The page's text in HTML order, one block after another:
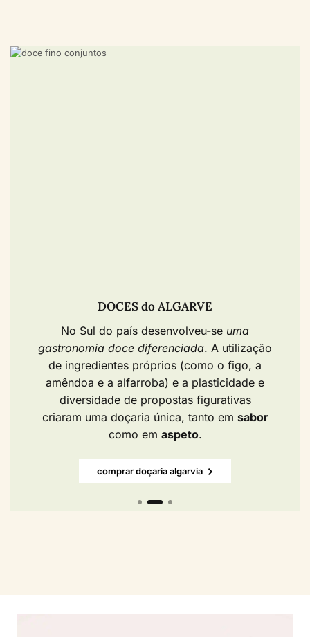
DOCES do ALGARVE​
No Sul do país desenvolveu-se uma
gastronomia doce diferenciada. A utilização
de ingredientes próprios (como o figo, a
amêndoa e a alfarroba) e a plasticidade e
diversidade de propostas figurativas
criaram uma doçaria única, tanto em sabor
como em aspeto.
comprar doçaria algarvia